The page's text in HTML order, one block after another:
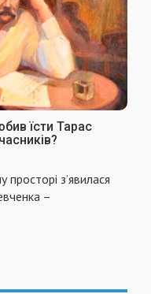
їсти Тарас
з’явилася
–